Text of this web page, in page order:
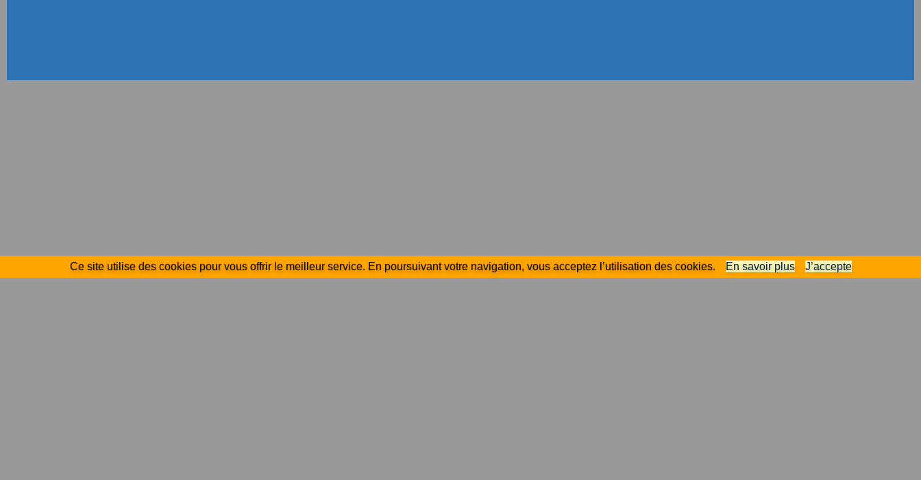
Ce site utilise des cookies pour vous offrir le meilleur service. En poursuivant votre navigation, vous acceptez l’utilisation des cookies. En savoir plus J’accepte